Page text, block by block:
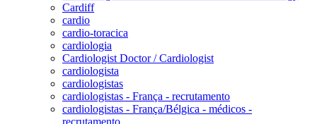
Cardiff
cardio
cardio-toracica
cardiologia
Cardiologist Doctor / Cardiologist
cardiologista
cardiologistas
cardiologistas - França - recrutamento
cardiologistas - França/Bélgica - médicos -
recrutamento